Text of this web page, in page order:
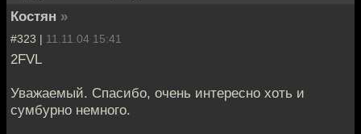
Костян »
#323 | 11.11.04 15:41
2FVL
Уважаемый. Спасибо, очень интересно хоть и
сумбурно немного.